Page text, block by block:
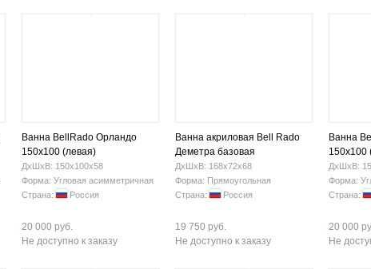
Ванна BellRado Орландо
150х100 (левая)
ДхШхВ: 150х100х58
Форма: Угловая асимметричная
Страна:
Россия
20 000 руб.
Не доступно к заказу
Ванна акриловая Bell Rado
Деметра базовая
ДхШхВ: 168х72х68
Форма: Прямоугольная
Страна:
Россия
19 750 руб.
Не доступно к заказу
Ванна
150х100
ДхШхВ:
Форма:
Страна:
20 000
Не